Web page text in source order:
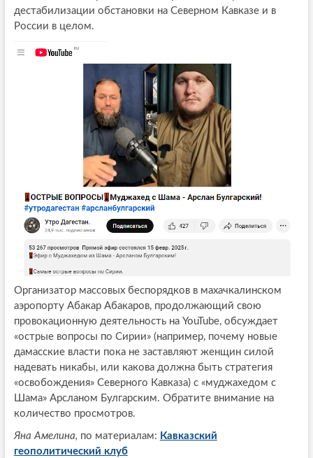
дестабилизации обстановки на Северном Кавказе и в
России в целом.
Организатор массовых беспорядков в махачкалинском
аэропорту Абакар Абакаров, продолжающий свою
провокационную деятельность на YouTube, обсуждает
«острые вопросы по Сирии» (например, почему новые
дамасские власти пока не заставляют женщин силой
надевать никабы, или какова должна быть стратегия
«освобождения» Северного Кавказа) с «муджахедом с
Шама» Арсланом Булгарским. Обратите внимание на
количество просмотров.
Яна Амелина, по материалам: Кавказский
геополитический клуб